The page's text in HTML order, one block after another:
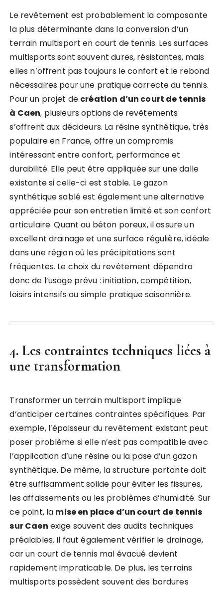
Le revêtement est probablement la composante
la plus déterminante dans la conversion d’un
terrain multisport en court de tennis. Les surfaces
multisports sont souvent dures, résistantes, mais
elles n’offrent pas toujours le confort et le rebond
nécessaires pour une pratique correcte du tennis.
Pour un projet de création d’un court de tennis
à Caen, plusieurs options de revêtements
s’offrent aux décideurs. La résine synthétique, très
populaire en France, offre un compromis
intéressant entre confort, performance et
durabilité. Elle peut être appliquée sur une dalle
existante si celle-ci est stable. Le gazon
synthétique sablé est également une alternative
appréciée pour son entretien limité et son confort
articulaire. Quant au béton poreux, il assure un
excellent drainage et une surface régulière, idéale
dans une région où les précipitations sont
fréquentes. Le choix du revêtement dépendra
donc de l’usage prévu : initiation, compétition,
loisirs intensifs ou simple pratique saisonnière.
4. Les contraintes techniques liées à
une transformation
Transformer un terrain multisport implique
d’anticiper certaines contraintes spécifiques. Par
exemple, l’épaisseur du revêtement existant peut
poser problème si elle n’est pas compatible avec
l’application d’une résine ou la pose d’un gazon
synthétique. De même, la structure portante doit
être suffisamment solide pour éviter les fissures,
les affaissements ou les problèmes d’humidité. Sur
ce point, la mise en place d’un court de tennis
sur Caen exige souvent des audits techniques
préalables. Il faut également vérifier le drainage,
car un court de tennis mal évacué devient
rapidement impraticable. De plus, les terrains
multisports possèdent souvent des bordures